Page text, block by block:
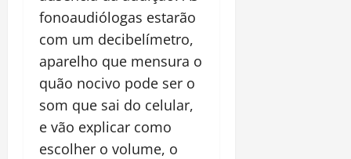
fonoaudiólogas estarão
com um decibelímetro,
aparelho que mensura o
quão nocivo pode ser o
som que sai do celular,
e vão explicar como
escolher o volume, o